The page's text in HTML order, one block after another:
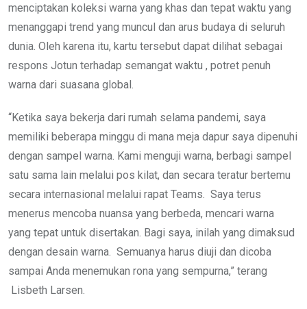
menciptakan koleksi warna yang khas dan tepat waktu yang
menanggapi trend yang muncul dan arus budaya di seluruh
dunia. Oleh karena itu, kartu tersebut dapat dilihat sebagai
respons Jotun terhadap semangat waktu , potret penuh
warna dari suasana global.
“Ketika saya bekerja dari rumah selama pandemi, saya
memiliki beberapa minggu di mana meja dapur saya dipenuhi
dengan sampel warna. Kami menguji warna, berbagi sampel
satu sama lain melalui pos kilat, dan secara teratur bertemu
secara internasional melalui rapat Teams. Saya terus
menerus mencoba nuansa yang berbeda, mencari warna
yang tepat untuk disertakan. Bagi saya, inilah yang dimaksud
dengan desain warna. Semuanya harus diuji dan dicoba
sampai Anda menemukan rona yang sempurna,” terang
Lisbeth Larsen.